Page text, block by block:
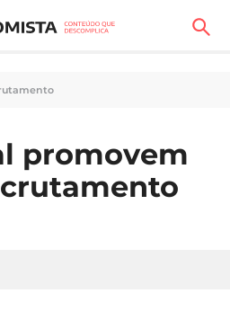
promovem